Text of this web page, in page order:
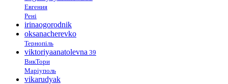
Евгения
Рені
irinaogorodnik
oksanacherevko
Тернопіль
viktoriyaanatolevna 39
ВикТори
Маріуполь
vikarudyak